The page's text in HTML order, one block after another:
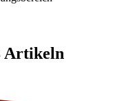
Artikeln